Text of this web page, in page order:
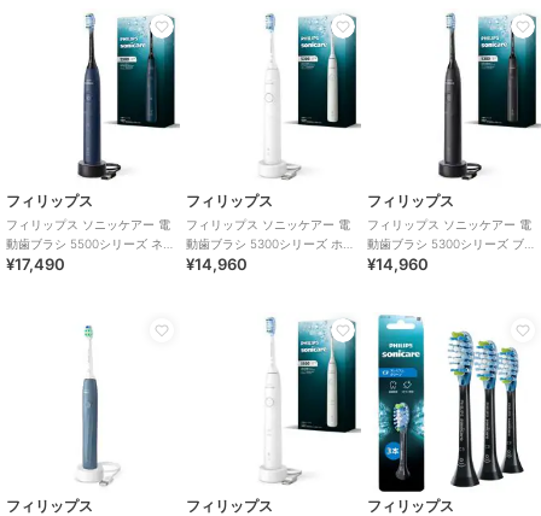
フィリップス
フィリップス ソニッケアー 電
動歯ブラシ 5500シリーズ ネ
イビーブルー
¥17,490
フィリップス
フィリップス ソニッケアー 電
動歯ブラシ 5300シリーズ ホ
ワイト
¥14,960
フィリップス
フィリップス ソニッケアー 電
動歯ブラシ 5300シリーズ ブ
ラック
¥14,960
フィリップス フィリップス フィリップス